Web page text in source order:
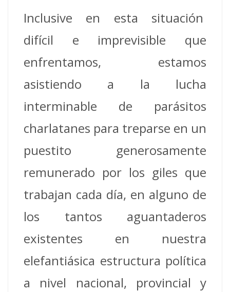
Inclusive en esta situación
difícil e imprevisible que
enfrentamos, estamos
asistiendo a la lucha
interminable de parásitos
charlatanes para treparse en un
puestito generosamente
remunerado por los giles que
trabajan cada día, en alguno de
los tantos aguantaderos
existentes en nuestra
elefantiásica estructura política
a nivel nacional, provincial y